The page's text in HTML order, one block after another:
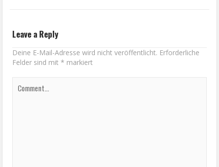
Leave a Reply
Deine E-Mail-Adresse wird nicht veröffentlicht. Erforderliche
Felder sind mit* markiert